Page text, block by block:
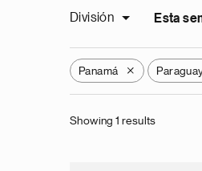
División Esta
Panamá X
Showing 1 results